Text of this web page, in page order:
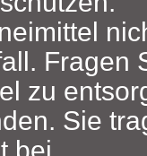
Fragen
zu
Sie
bei.